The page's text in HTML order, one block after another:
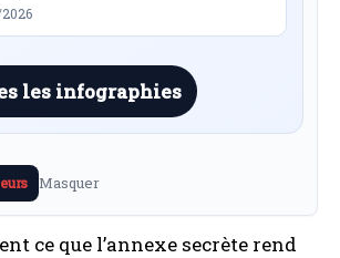
2026
les infographies
Masquer
ce que l’annexe secrète rend